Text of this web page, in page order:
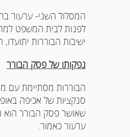
המסלול השני- ערעור
לפנות לבית המשפט
ישיבות הבוררות
נפקותו של פסק הבורר
הבוררות מסתיימת עם
סנקציות של אכיפה
שאושר פסק הבורר הוא
ערעור כאמור.